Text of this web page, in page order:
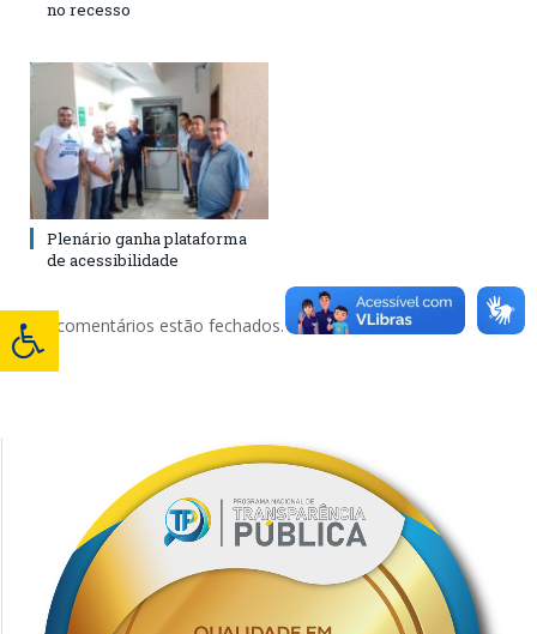
no recesso
Plenário ganha plataforma
de acessibilidade
Os comentários estão fechados.